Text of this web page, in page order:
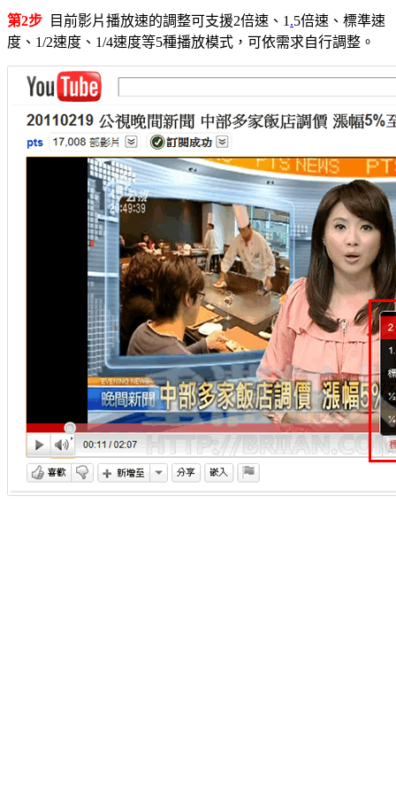
第2步 目前影片播放速的調整可支援2倍速、1.5倍速、標準速
度、1/2速度、1/4速度等5種播放模式，可依需求自行調整。